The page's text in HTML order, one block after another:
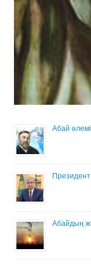
Абай
Президент
Абайдың